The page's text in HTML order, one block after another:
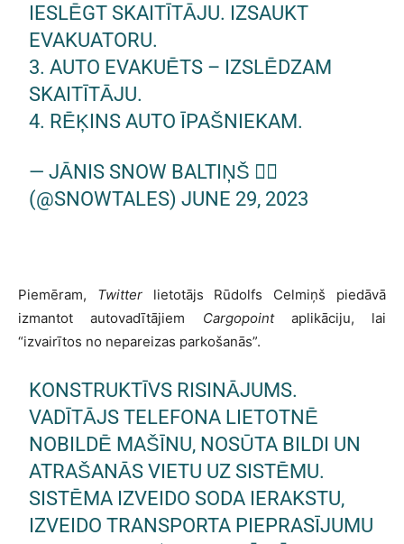
IESLĒGT SKAITĪTĀJU. IZSAUKT
EVAKUATORU.
3. AUTO EVAKUĒTS – IZSLĒDZAM
SKAITĪTĀJU.
4. RĒĶINS AUTO ĪPAŠNIEKAM.
— JĀNIS SNOW BALTIŅŠ 🏳️‍🌈
(@SNOWTALES)JUNE 29, 2023
Piemēram, Twitterlietotājs Rūdolfs Celmiņš piedāvā
izmantot autovadītājiem Cargopointaplikāciju, lai
“izvairītos no nepareizas parkošanās”.
KONSTRUKTĪVS RISINĀJUMS.
VADĪTĀJS TELEFONA LIETOTNĒ
NOBILDĒ MAŠĪNU, NOSŪTA BILDI UN
ATRAŠANĀS VIETU UZ SISTĒMU.
SISTĒMA IZVEIDO SODA IERAKSTU,
IZVEIDO TRANSPORTA PIEPRASĪJUMU